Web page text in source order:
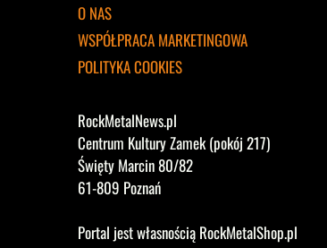
O NAS
WSPÓŁPRACA MARKETINGOWA
POLITYKA COOKIES
RockMetalNews.pl
Centrum Kultury Zamek (pokój 217)
Święty Marcin 80/82
61-809 Poznań
Portal jest własnością RockMetalShop.pl